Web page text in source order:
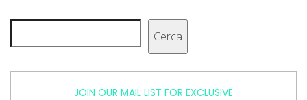
Cerca
JOIN OUR MAIL LIST FOR EXCLUSIVE